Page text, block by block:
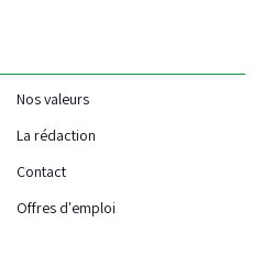
Nos valeurs
La rédaction
Contact
Offres d'emploi